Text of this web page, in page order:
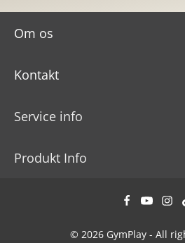
Om os
Kontakt
Service info
Produkt Info
© 2026 GymPlay - All